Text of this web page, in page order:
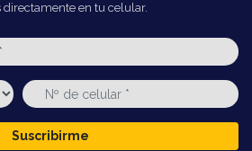
directamente en tu celular.
Suscribirme